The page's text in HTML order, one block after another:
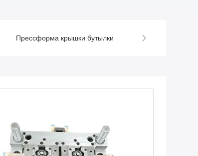
Прессформа крышки бутылки Медицинская